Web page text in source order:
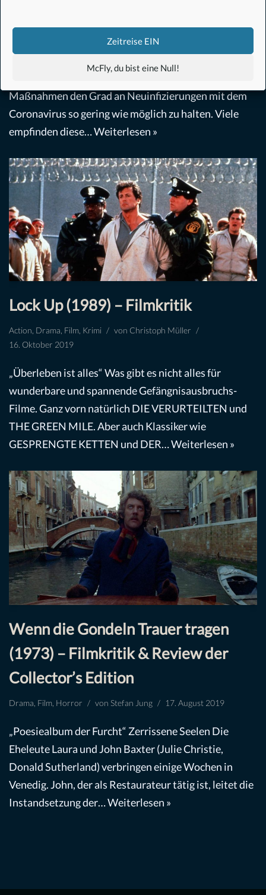
Zeitreise EIN
McFly, du bist eine Null!
Film
Maßnahmen den Grad an Neuinfizierungen mit dem
Coronavirus so gering wie möglich zu halten. Viele
empfinden diese…Weiterlesen »
Lock Up (1989) – Filmkritik
Action Drama Film Krimi von Christoph Müller
16. Oktober 2019
„Überleben ist alles“ Was gibt es nicht alles für
wunderbare und spannende Gefängnisausbruchs-
Filme. Ganz vorn natürlich DIE VERURTEILTEN und
THE GREEN MILE. Aber auch Klassiker wie
GESPRENGTE KETTEN und DER…Weiterlesen »
Wenn die Gondeln Trauer tragen
(1973) – Filmkritik & Review der
Collector’s Edition
Drama Film Horror von Stefan Jung 17. August 2019
„Poesiealbum der Furcht“ Zerrissene Seelen Die
Eheleute Laura und John Baxter (Julie Christie,
Donald Sutherland) verbringen einige Wochen in
Venedig. John, der als Restaurateur tätig ist, leitet die
Instandsetzung der…Weiterlesen »